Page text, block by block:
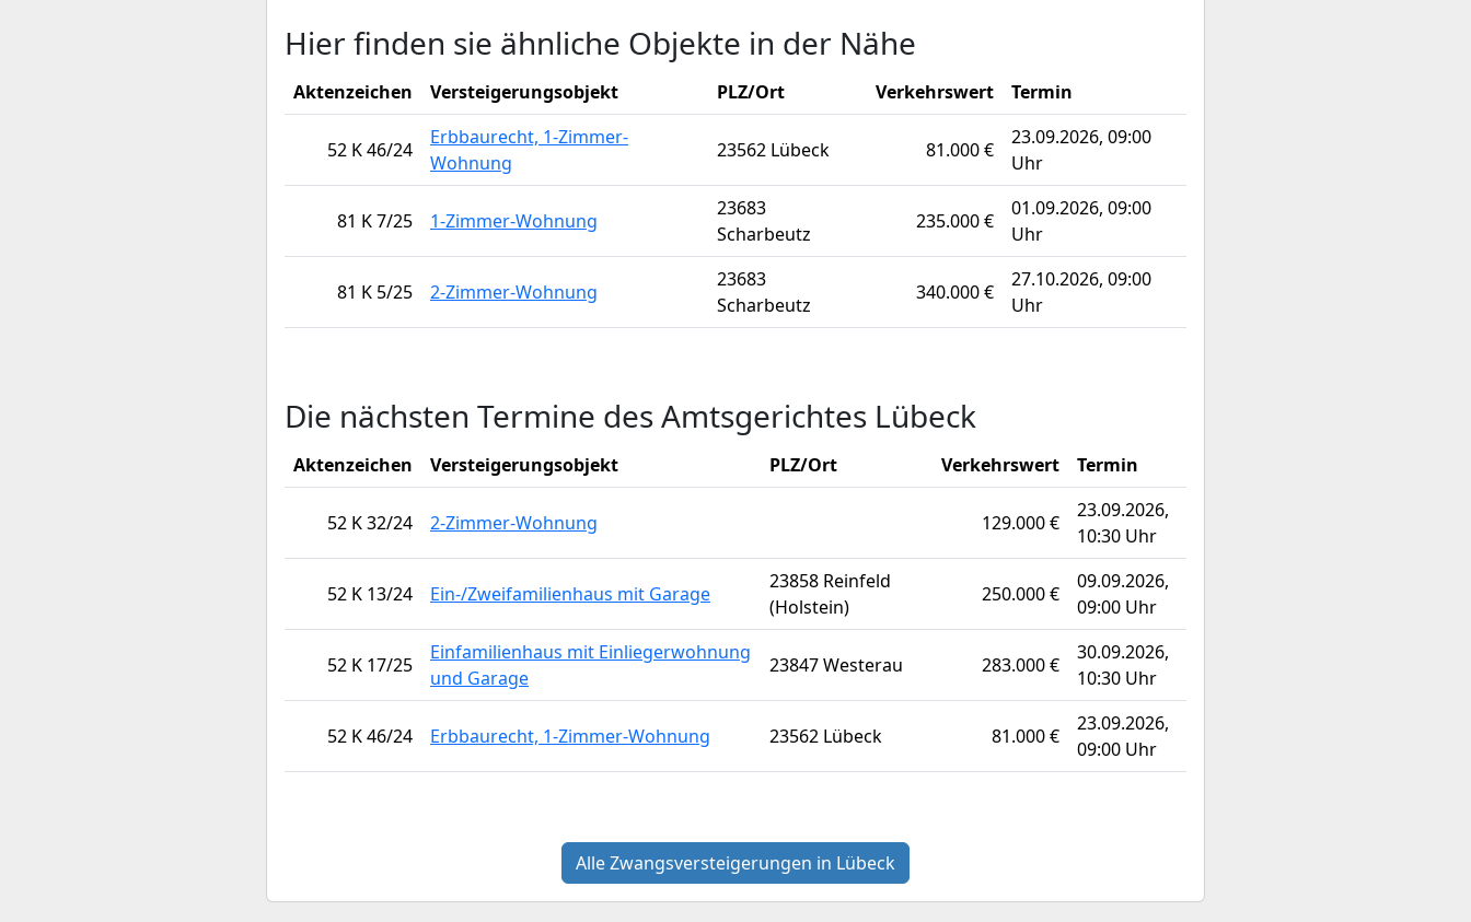
Hier finden sie ähnliche Objekte in der Nähe
Aktenzeichen Versteigerungsobjekt PLZ/Ort Verkehrswert Termin
52 K 46/24
Erbbaurecht, 1-Zimmer-
Wohnung
23562 Lübeck 81.000 €
23.09.2026, 09:00
Uhr
81 K 7/25 1-Zimmer-Wohnung
23683
Scharbeutz
235.000 €
01.09.2026, 09:00
Uhr
81 K 5/25 2-Zimmer-Wohnung
23683
Scharbeutz
340.000 €
27.10.2026, 09:00
Uhr
Die nächsten Termine des Amtsgerichtes Lübeck
Aktenzeichen Versteigerungsobjekt PLZ/Ort Verkehrswert Termin
52 K 32/24 2-Zimmer-Wohnung 129.000 €
23.09.2026,
10:30 Uhr
52 K 13/24 Ein-/Zweifamilienhaus mit Garage
23858 Reinfeld
(Holstein)
250.000 €
09.09.2026,
09:00 Uhr
52 K 17/25
Einfamilienhaus mit Einliegerwohnung
und Garage
23847 Westerau 283.000 €
30.09.2026,
10:30 Uhr
52 K 46/24 Erbbaurecht, 1-Zimmer-Wohnung 23562 Lübeck 81.000 €
23.09.2026,
09:00 Uhr
Alle Zwangsversteigerungen in Lübeck